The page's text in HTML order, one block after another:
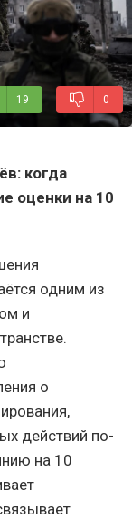
19 0
когда
оценки на 10
одним из
и
о
действий по-
на 10